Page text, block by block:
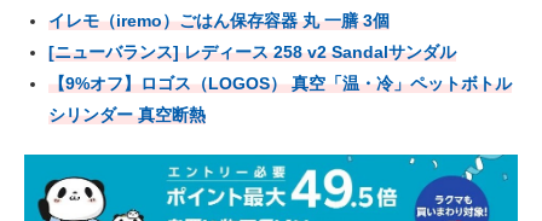
イレモ（iremo）ごはん保存容器 丸 一膳 3個
[ニューバランス] レディース 258 v2 Sandalサンダル
【9%オフ】ロゴス（LOGOS） 真空「温・冷」ペットボトル
シリンダー 真空断熱